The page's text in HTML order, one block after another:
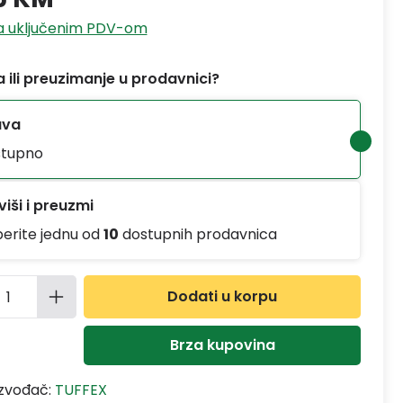
uključenim PDV-om
ili preuzimanje u prodavnici?
i preuzmi
jednu od10 dostupnih prodavnica
proizvoda: Unesite željenu
Dodati u korpu
Brza kupovina
TUFFEX